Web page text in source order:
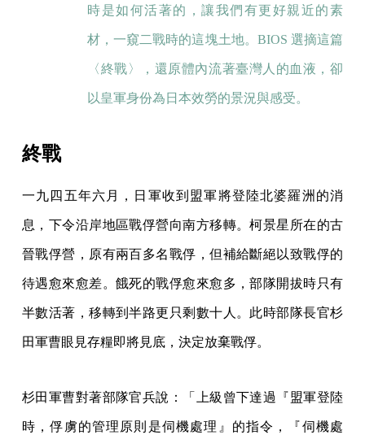
時是如何活著的，讓我們有更好親近的素
材，一窺二戰時的這塊土地。BIOS 選摘這篇
〈終戰〉，還原體內流著臺灣人的血液，卻
以皇軍身份為日本效勞的景況與感受。
終戰
一九四五年六月，日軍收到盟軍將登陸北婆羅洲的消
息，下令沿岸地區戰俘營向南方移轉。柯景星所在的古
晉戰俘營，原有兩百多名戰俘，但補給斷絕以致戰俘的
待遇愈來愈差。餓死的戰俘愈來愈多，部隊開拔時只有
半數活著，移轉到半路更只剩數十人。此時部隊長官杉
田軍曹眼見存糧即將見底，決定放棄戰俘。
杉田軍曹對著部隊官兵說：「上級曾下達過『盟軍登陸
時，俘虜的管理原則是伺機處理』的指令，『伺機處